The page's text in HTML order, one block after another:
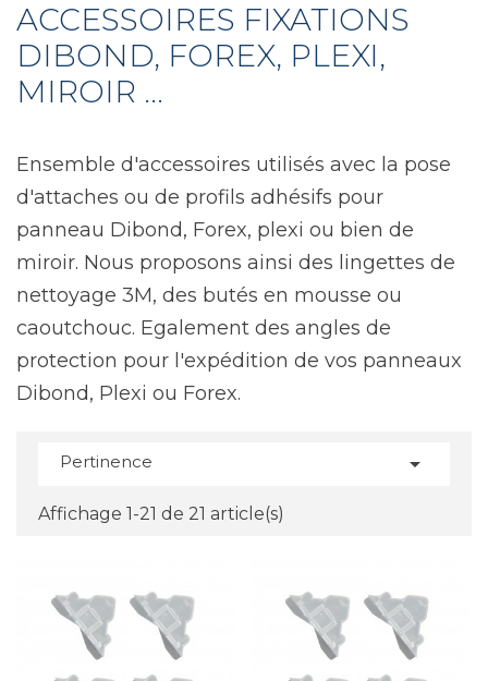
ACCESSOIRES FIXATIONS
DIBOND, FOREX, PLEXI,
MIROIR ...
Ensemble d'accessoires utilisés avec la pose
d'attaches ou de profils adhésifs pour
panneau Dibond, Forex, plexi ou bien de
miroir. Nous proposons ainsi des lingettes de
nettoyage 3M, des butés en mousse ou
caoutchouc. Egalement des angles de
protection pour l'expédition de vos panneaux
Dibond, Plexi ou Forex.
Pertinence 
Affichage 1-21 de 21 article(s)